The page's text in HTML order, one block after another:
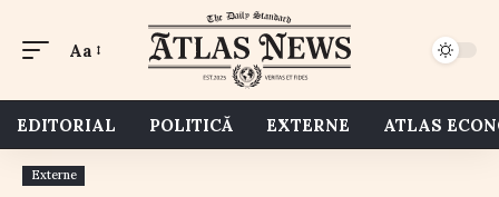
Aa
EDITORIAL POLITICĂ EXTERNE ATLAS
Externe